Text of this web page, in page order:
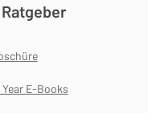
E-Books